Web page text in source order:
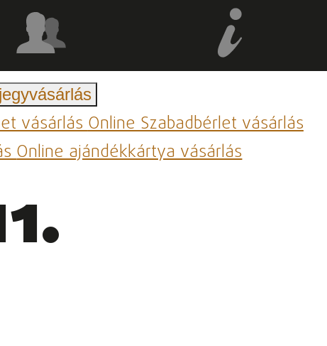
vásárlásOnline Szabadbérlet vásárlás
Online ajándékkártya vásárlás